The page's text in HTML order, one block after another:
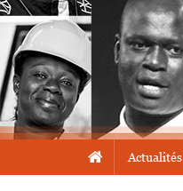
Actualités